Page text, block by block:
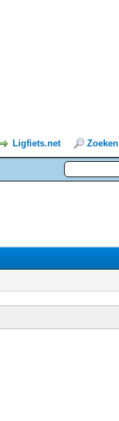
Ligfiets.net Zoeken